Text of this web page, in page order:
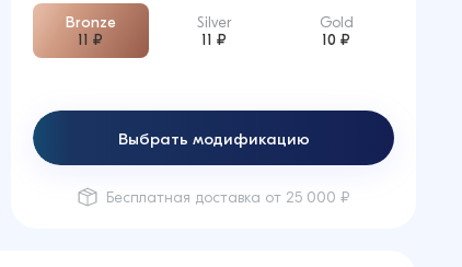
Bronze
11 ₽
Silver
11 ₽
Gold
10 ₽
Выбрать модификацию
Бесплатная доставка от 25 000 ₽